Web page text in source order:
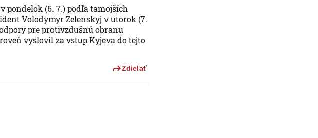
pondelok (6. 7.) podľa tamojších
Volodymyr Zelenskyj v utorok (7.
pre protivzdušnú obranu
vyslovil za vstup Kyjeva do tejto
Zdieľať